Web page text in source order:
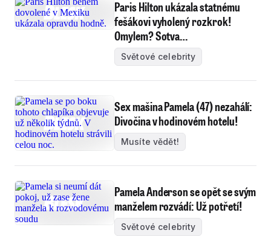
Paris Hilton ukázala statnému
fešákovi vyholený rozkrok!
Omylem? Sotva…
Světové celebrity
Sex mašina Pamela (47) nezahálí:
Divočina v hodinovém hotelu!
Musíte vědět!
Pamela Anderson se opět se svým
manželem rozvádí: Už potřetí!
Světové celebrity